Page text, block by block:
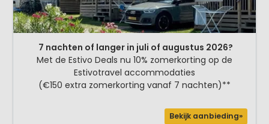
7 nachten of langer in juli of augustus 2026?
Met de Estivo Deals nu 10% zomerkorting op de
Estivotravel accommodaties
(€150 extra zomerkorting vanaf 7 nachten)**
Bekijk aanbieding»